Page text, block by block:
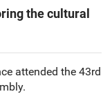
the cultural
attended the 43rd